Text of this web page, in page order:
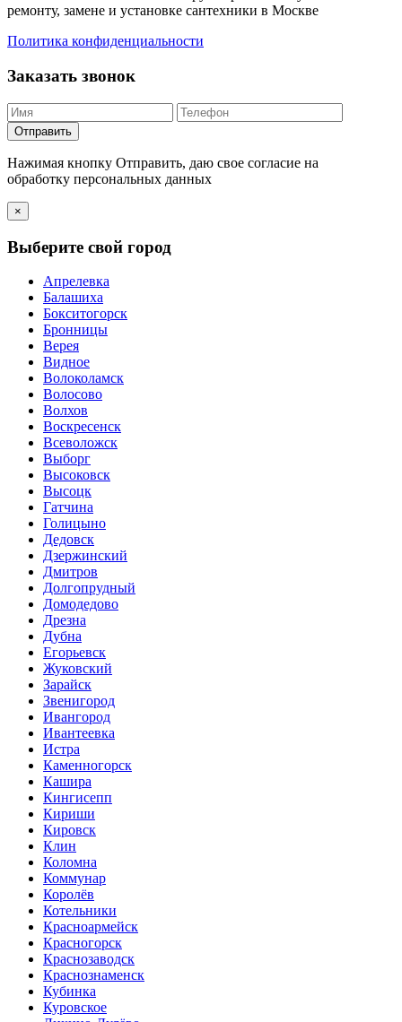
ремонту, замене и установке сантехники в Москве
Политика конфиденциальности
Заказать звонок
Отправить
Нажимая кнопку Отправить, даю свое согласие на
обработку персональных данных
×
Выберите свой город
Апрелевка
Балашиха
Бокситогорск
Бронницы
Верея
Видное
Волоколамск
Волосово
Волхов
Воскресенск
Всеволожск
Выборг
Высоковск
Высоцк
Гатчина
Голицыно
Дедовск
Дзержинский
Дмитров
Долгопрудный
Домодедово
Дрезна
Дубна
Егорьевск
Жуковский
Зарайск
Звенигород
Ивангород
Ивантеевка
Истра
Каменногорск
Кашира
Кингисепп
Кириши
Кировск
Клин
Коломна
Коммунар
Королёв
Котельники
Красноармейск
Красногорск
Краснозаводск
Краснознаменск
Кубинка
Куровское